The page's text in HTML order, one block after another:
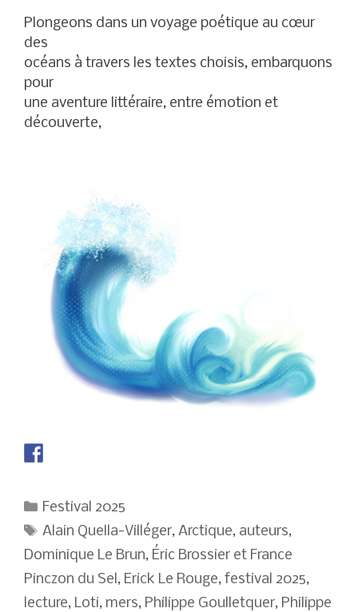
Plongeons dans un voyage poétique au cœur
des
océans à travers les textes choisis, embarquons
pour
une aventure littéraire, entre émotion et
découverte,
Catégories
Festival 2025
Étiquettes
Alain Quella-Villéger,Arctique, auteurs,
Dominique Le Brun, Éric Brossier et France
Pinczon du Sel , Erick Le Rouge, festival 2025,
lecture, Loti, mers, Philippe Goulletquer, Philippe